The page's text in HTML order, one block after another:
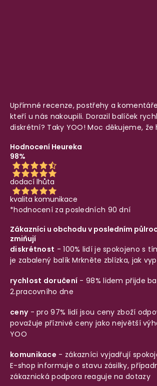
Upřímné recenze, postřehy a
kteří u nás nakoupili. Dorazil balíček
diskrétní? Taky YOO! Moc děkujeme,
Hodnocení Heureka
98%
dodací lhůta
kvalita komunikace
*hodnocení za posledních 90 dní
Zákazníci u obchodu v posledním
zmiňují
diskrétnost - 100% lidí je spokojeno s
je zabalený balíkMrkněte zblízka, jak
rychlost doručení - 98% lidem přijde
2.pracovního dne
ceny- pro 97% lidí jsou ceny zboží
považuje příznivé ceny jako největší
YOO
komunikace - zákazníci vyjadřují
E-shop informuje o stavu zásilky,
zákaznická podpora reaguje na dotazy